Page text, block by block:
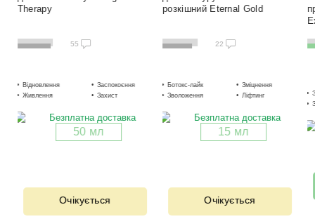
Therapy
55
Відновлення
Живлення
Заспокоєння
Захист
Зволоження
Згладжування
50 мл
Очікується
розкішний Eternal Gold
22
Ботокс-лайк
Зволоження
Зміцнення
Ліфтинг
15 мл
Очікується